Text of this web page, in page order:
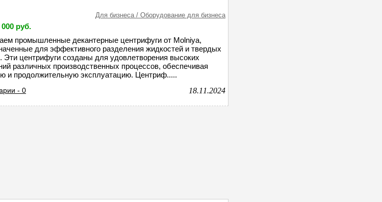
Для бизнеса / Оборудование для бизнеса
руб.
промышленные декантерные центрифуги от Molniya,
для эффективного разделения жидкостей и твердых
Эти центрифуги созданы для удовлетворения высоких
различных производственных процессов, обеспечивая
и продолжительную эксплуатацию. Центриф.....
- 0 18.11.2024